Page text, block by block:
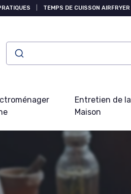
TEMPS DE CUISSON AIRFRYER
Entretien de la
Maison